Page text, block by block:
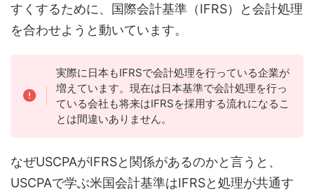
すくするために、国際会計基準（IFRS）と会計処理
を合わせようと動いています。
実際に日本もIFRSで会計処理を行っている企業が
増えています。現在は日本基準で会計処理を行っ
ている会社も将来はIFRSを採用する流れになるこ
とは間違いありません。
なぜUSCPAがIFRSと関係があるのかと言うと、
USCPAで学ぶ米国会計基準はIFRSと処理が共通す